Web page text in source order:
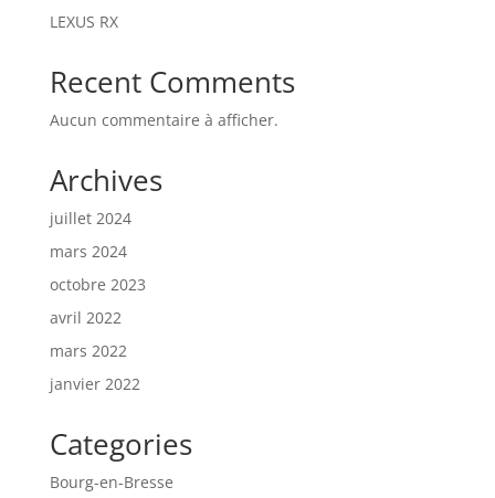
LEXUS RX
Recent Comments
Aucun commentaire à afficher.
Archives
juillet 2024
mars 2024
octobre 2023
avril 2022
mars 2022
janvier 2022
Categories
Bourg-en-Bresse